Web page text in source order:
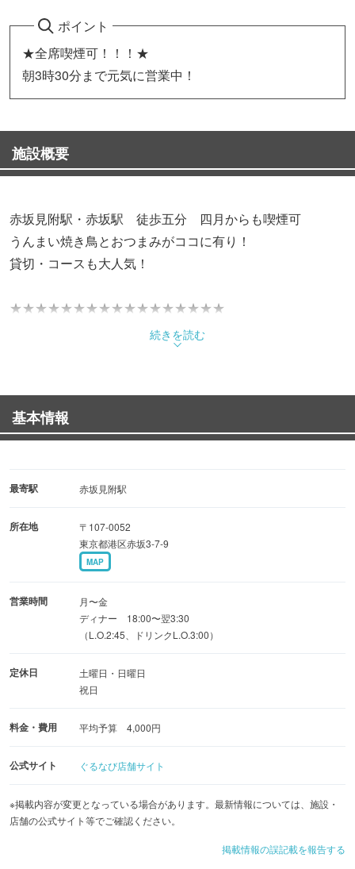
ポイント
★全席喫煙可！！！★
朝3時30分まで元気に営業中！
施設概要
赤坂見附駅・赤坂駅 徒歩五分 四月からも喫煙可
うんまい焼き鳥とおつまみがココに有り！
貸切・コースも大人気！
★★★★★★★★★★★★★★★★★
最大58名様まで貸し切り可能！
大人気コースは3500円！！飲み放題つけてもお一人様5500
飲み放題はドリンク持ち込み自由♪
デート・接待・飲み会、さまざまなシーンにご利用いただ
けます。
続きを読む
基本情報
最寄駅 赤坂見附駅
所在地
〒107-0052
東京都港区赤坂3-7-9
MAP
営業時間
月〜金
ディナー 18:00〜翌3:30
（L.O.2:45、ドリンクL.O.3:00）
定休日
土曜日・日曜日
祝日
料金・費用 平均予算 4,000円
公式サイト ぐるなび店舗サイト
※掲載内容が変更となっている場合があります。最新情報については、施設・
店舗の公式サイト等でご確認ください。
掲載情報の誤記載を報告する